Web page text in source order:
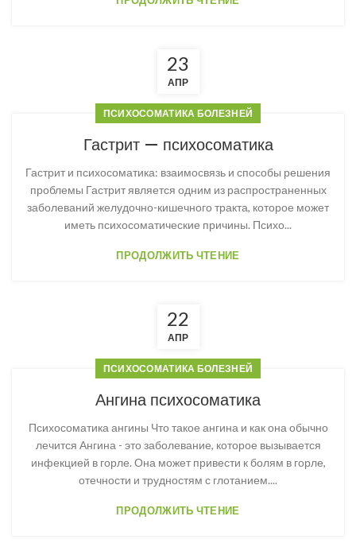
23
АПР
ПСИХОСОМАТИКА БОЛЕЗНЕЙ
Гастрит — психосоматика
Гастрит и психосоматика: взаимосвязь и способы решения
проблемы Гастрит является одним из распространенных
заболеваний желудочно-кишечного тракта, которое может
иметь психосоматические причины. Психо...
ПРОДОЛЖИТЬ ЧТЕНИЕ
22
АПР
ПСИХОСОМАТИКА БОЛЕЗНЕЙ
Ангина психосоматика
Психосоматика ангины Что такое ангина и как она обычно
лечится Ангина - это заболевание, которое вызывается
инфекцией в горле. Она может привести к болям в горле,
отечности и трудностям с глотанием....
ПРОДОЛЖИТЬ ЧТЕНИЕ